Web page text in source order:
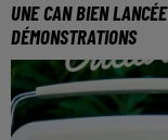
UNE CAN BIEN
DÉMONSTRATIONS